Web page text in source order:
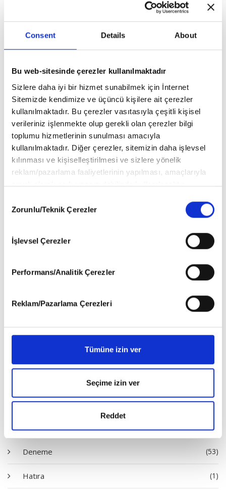
Consent Details About
Bu web-sitesinde çerezler kullanılmaktadır
Sizlere daha iyi bir hizmet sunabilmek için İnternet
Sitemizde kendimize ve üçüncü kişilere ait çerezler
kullanılmaktadır. Bu çerezler vasıtasıyla çeşitli kişisel
verileriniz işlenmekte olup gerekli olan çerezler bilgi
toplumu hizmetlerinin sunulması amacıyla
kullanılmaktadır. Diğer çerezler, sitemizin daha işlevsel
kılınması ve kişiselleştirilmesi ve sizlere yönelik
reklam/pazarlama faaliyetlerinin yapılması, amaçlarıyla
sınırlı olarak açık rızanız dahilinde kullanılacaktır.
vasıtasıyla belirleyebilirsiniz. Çerezlere ilişkin detaylı bilgi
Çerez Bilgilendirme
6698 sayılı Kişisel Verilerin Korunması Kanunu uyarınca
okumak ve sitemizi ziyaretiniz kapsamında
gerçekleştirilen veri işleme faaliyetleri ile ilgili daha
Selection
Zorunlu/Teknik Çerezler
İşlevsel Çerezler
Performans/Analitik Çerezler
Reklam/Pazarlama Çerezleri
Tümüne izin ver
Seçime izin ver
Reddet
Satın Al
Deneme (53)
Hatıra (1)
Yazarı kitabın gördüğü ilgiyi, en çok maşeri vicdana,
kamunun hislerine tercüme olmasına
bağlamaktadır. Bir mağlubiyetin ideolojisi olan